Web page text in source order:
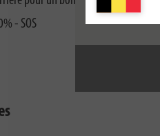
- SOS